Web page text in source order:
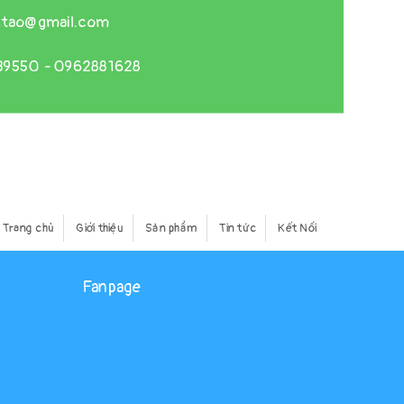
-0962881628
Trang chủ Giới thiệu Sản phẩm Tin tức Kết Nối
Fanpage